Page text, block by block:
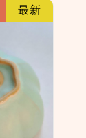
最新
link